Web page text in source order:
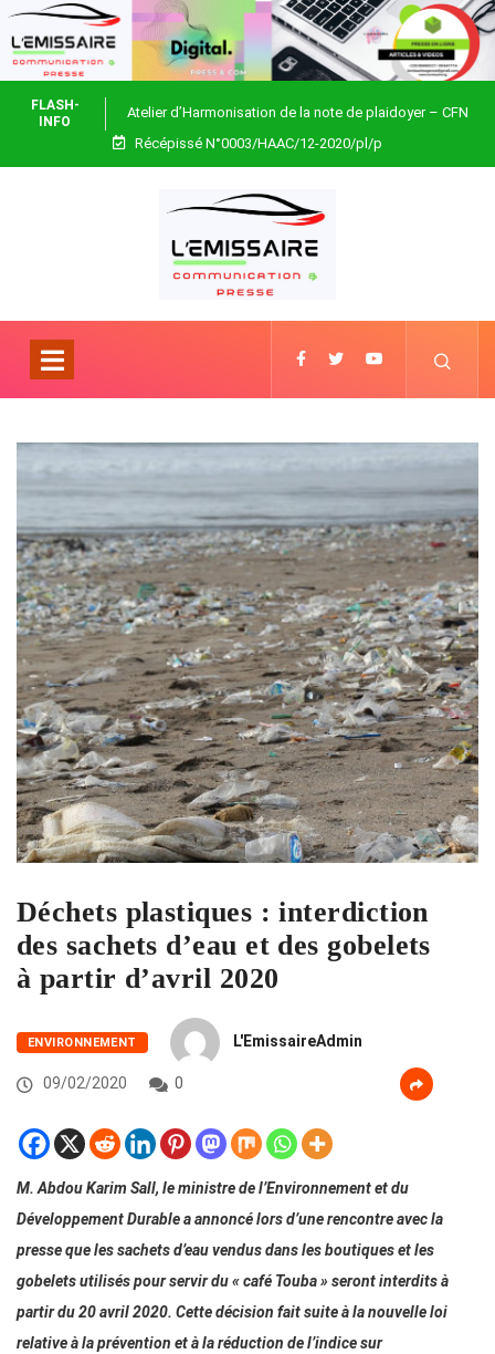
FLASH-
INFO
Atelier d’Harmonisation de la note de plaidoyer – CFN
Togo
Récépissé N°0003/HAAC/12-2020/pl/p
Déchets plastiques : interdiction
des sachets d’eau et des gobelets
à partir d’avril 2020
ENVIRONNEMENT L'EmissaireAdmin
09/02/2020 0
M. Abdou Karim Sall, le ministre de l’Environnement et du
Développement Durable a annoncé lors d’une rencontre avec la
presse que les sachets d’eau vendus dans les boutiques et les
gobelets utilisés pour servir du « café Touba » seront interdits à
partir du 20 avril 2020. Cette décision fait suite à la nouvelle loi
relative à la prévention et à la réduction de l’indice sur